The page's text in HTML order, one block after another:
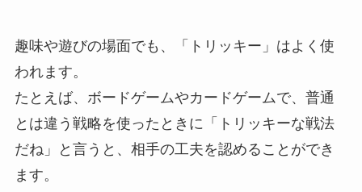
趣味や遊びの場面でも、「トリッキー」はよく使
われます。
たとえば、ボードゲームやカードゲームで、普通
とは違う戦略を使ったときに「トリッキーな戦法
だね」と言うと、相手の工夫を認めることができ
ます。